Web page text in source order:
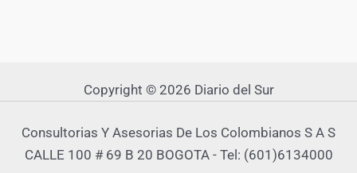
Copyright © 2026 Diario del Sur
Consultorias Y Asesorias De Los Colombianos S A S
CALLE 100 # 69 B 20 BOGOTA - Tel: (601)6134000